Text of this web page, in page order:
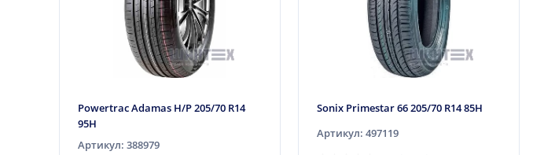
Powertrac Adamas H/P 205/70 R14
95H
Артикул: 388979
Sonix Primestar 66 205/70 R14 85H
Артикул: 497119